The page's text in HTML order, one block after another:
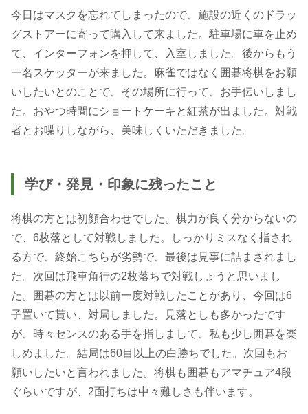
今日はマスクを忘れてしまったので、施設の近くのドラッ
グストアーに寄って購入して来ました。駐車場に車を止め
て、インターフォンを押して、入室しました。後からもう
一名スケッターが来ました。麻雀ではなく囲碁将棋をお願
いしたいとのことで、その場所に行って、お手伝いしまし
た。おやつ時間にショートケーキと紅茶が出ました。対戦
者とお喋りしながら、美味しくいただきました。
学び・発見・印象に残ったこと
将棋の方とは初顔合わせでした。棋力が良く分からないの
で、6枚落として対戦しました。しっかりミスなく指され
る方で、終始こちらが劣勢で、最後は見事に詰まされまし
た。次回は飛車角行の2枚落ちで対戦しょうと思いまし
た。囲碁の方とは以前一度対戦したことがあり、今回は6
子置いて貰い、対局しました。見落としも多かったです
が、時々センスのある手を指しまして、私も少し囲碁を楽
しめました。結局は60目以上の白勝ちでした。次回もお
願いしたいと言われました。将棋も囲碁もアマチュア4段
ぐらいですが、2面打ちは中々難しさも伴います。